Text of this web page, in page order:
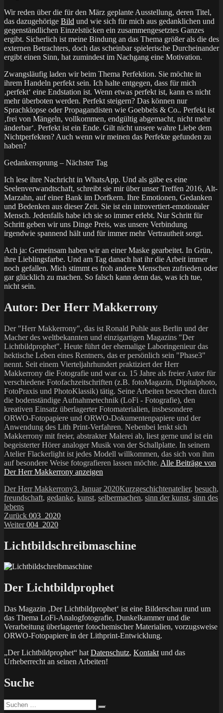
Wir reden über die für den März geplante Ausstellung, deren Titel,
das dazugehörige Bild und wie sich für mich aus gedanklichen und
gegenständlichen Einzelstücken ein zusammengesetztes Ganzes
ergibt. Sicherlich ist meine Bindung an das Thema größer als die des
externen Betrachters, doch das scheinbar spielerische Durcheinander
ergibt einen Sinn, hat zumindest im Nachgang eine Motivation.
Zwangsläufig laden wir beim Thema Perfektion. Sie möchte in
ihrem Handeln perfekt sein. Ich halte entgegen, dass für mich
‚perfekt‘ eine Endstation ist. Wenn etwas perfekt ist, kann es nicht
mehr überboten werden. Perfekt steigern? Das können nur
Sprachklopse oder Propagandisten wie Goebbels & Co.. Perfekt ist
‚frei von Mängeln, vollkommen, endgültig abgemacht, nicht mehr
änderbar‘. Perfekt ist ein Ende. Gilt nicht unsere wahre Liebe dem
Nichtperfekten? Auch wenn wir meinen das Perfekte gefunden zu
haben?
Gedankensprung – Nächster Tag
Ich lese ihre Nachricht in WhatsApp. Und als gäbe es eine
Seelenverwandtschaft, schreibt sie mir über unser Treffen 2016, Alt-
Marzahn, auf einer Bank im Dorfkern. Ihre Emotionen, Gedanken
und Bedenken aus dieser Zeit. Sie ist ein introvertiert-emotionaler
Mensch. Jedenfalls habe ich sie so immer erlebt. Nur Schritt für
Schritt geben wir uns Dinge Preis, was unsere Verbindung
irgendwie spannend hält und für immer mehr Vertrautheit sorgt.
Ach ja: Gemeinsam haben wir an einer Maske gearbeitet. In Grün,
ihre Lieblingsfarbe. Und am Tag danach hat ihr die Arbeit immer
noch gefallen. Mich stimmt es froh andere Menschen zufrieden oder
gar glücklich zu machen. So falsch kann denn das, was ich tue,
nicht sein.
Autor: Der Herr Makkerrony
Der "Herr Makkerrony", das ist Ronald Puhle aus Berlin und der
Macher des weltbekannten und einzigartigen Magazins "Der
Lichtbildprophet". Heute führt der ehemalige Laboringenieur das
hektische Leben eines Rentners, das er persönlich sein "Phase3"
nennt. Seit einem Vierteljahrhundert praktiziert der Herr
Makkerrony die Fotografie und war ca. 15 Jahre als freier Autor für
verschiedene Fotofachzeitschriften (z.B. fotoMagazin, Dipitalphoto,
FotoPraxis und PhotoKlassik) tätig. Seine Arbeiten bestechen durch
die bodenständige Aufnahmetechnik (LoFi - Fotografie), den
kreativen Einsatz überlagerter Fotomaterialien, insbesondere
ORWO-Fotopapiere und ORWO-Dokumentenpapiere und der
Anwendung des Lith Print-Verfahren. Nebenbei lenkt sich
Makkerrony mit freier, abstrakter Malerei ab, liest gerne und ist ein
begeisterter Hörer analoger Musik von der Schallplatte. In seinem
Atelier Flackerlight ist jedes Modell willkommen, das sich von ihm
auf besondere Weise fotografieren lassen möchte. Alle Beiträge von
Der Herr Makkerrony anzeigen
Autor
Der Herr MakkerronyVeröffentlicht
am
3. Januar 2020Kategorien
KurzgeschichtenSchlagwörter
atelier, besuch,
freundschaft, gedanke, kunst, selbermachen, sinn der kunst, sinn des
lebens
Beitragsnavigation
Zurück Vorheriger
Beitrag:
003_2020
Weiter Nächster
004_2020
Lichtbildschreibmaschine
Der Lichtbildprophet
Das Magazin ‚Der Lichtbildprophet‘ ist eine Bilderschau rund um
das Thema LoFi-Analogfotografie, Dunkelkammer und die
Verarbeitung überlagerter fotochemischer Materialien, vorzugsweise
ORWO-Fotopapiere in der Lithprint-Entwicklung.
„Der Lichtbildprophet“ hat Datenschutz, Kontakt und das
Urheberrecht an seinen Arbeiten!
Suche
Suchen